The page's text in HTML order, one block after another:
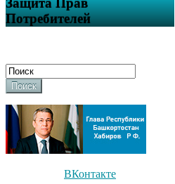
Защита Прав
Потребителей
Поиск
ВКонтакте